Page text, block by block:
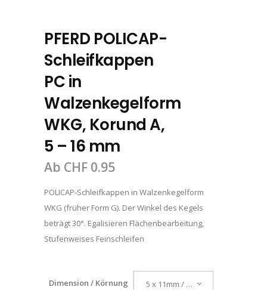
PFERD POLICAP-
Schleifkappen
PC in
Walzenkegelform
WKG, Korund A,
5 – 16 mm
Ab CHF 0.95
POLICAP-Schleifkappen in Walzenkegelform
WKG (früher Form G). Der Winkel des Kegels
beträgt 30°. Egalisieren Flächenbearbeitung,
Stufenweises Feinschleifen
Dimension / Körnung 5 x 11mm / A 150